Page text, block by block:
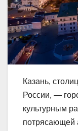
Казань,
России, —
культурным
потрясающей